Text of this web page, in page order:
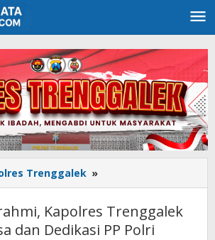
Trenggalek »
Silaturahmi,
Trenggalek
Apresiasi
Kapolres Trenggalek
dan Dedikasi PP Polri